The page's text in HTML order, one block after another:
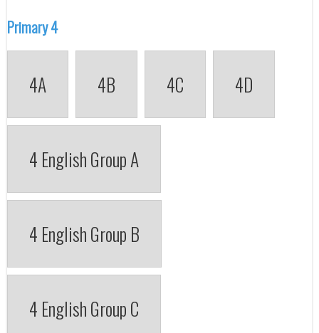
Primary 4
4A 4B 4C 4D
4 English Group A
4 English Group B
4 English Group C